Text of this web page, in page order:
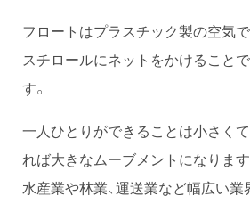
フロートはプラスチック製の空気
スチロールにネットをかけること
す。
一人ひとりができることは小さく
れば大きなムーブメントになりま
水産業や林業、運送業など幅広い